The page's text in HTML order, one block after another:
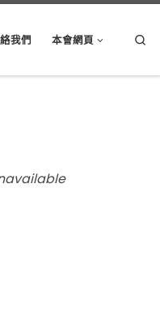
我們 本會網頁